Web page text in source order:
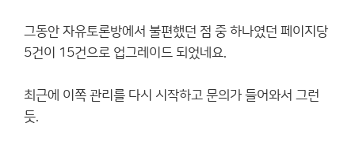
그동안 자유토론방에서 불편했던 점 중 하나였던 페이지당
5건이 15건으로 업그레이드 되었네요.
최근에 이쪽 관리를 다시 시작하고 문의가 들어와서 그런
듯.